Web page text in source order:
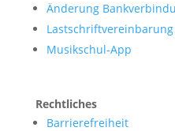
Änderung
Lastschriftvereinbarung
Musikschul-App
Rechtliches
Barrierefreiheit